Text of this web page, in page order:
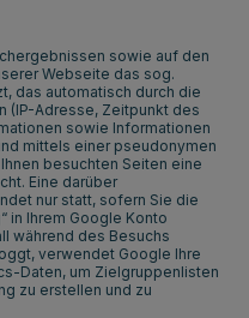
sowie auf den
Webseite das sog.
das automatisch durch die
(IP-Adresse, Zeitpunkt des
sowie Informationen
mittels einer pseudonymen
besuchten Seiten eine
Eine darüber
nur statt, sofern Sie die
in Ihrem Google Konto
während des Besuchs
verwendet Google Ihre
Daten, um Zielgruppenlisten
zu erstellen und zu